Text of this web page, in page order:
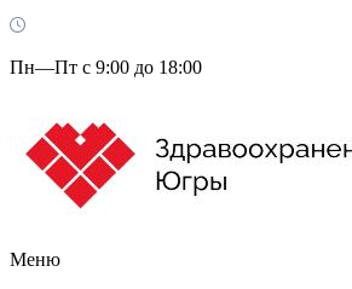
Пн—Пт с 9:00 до 18:00
Меню